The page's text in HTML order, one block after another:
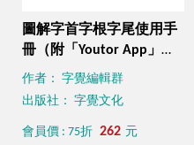
圖解字首字根字尾使用手
冊（附「Youtor App」內
含VRP虛擬點讀筆）
作者： 字覺編輯群
出版社： 字覺文化
會員價 : 75折 262 元